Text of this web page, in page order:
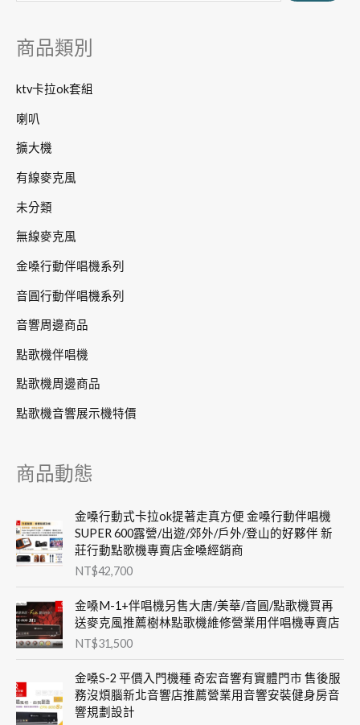
:商品類別
ktv卡拉ok套組
喇叭
擴大機
有線麥克風
未分類
無線麥克風
金嗓行動伴唱機系列
音圓行動伴唱機系列
音響周邊商品
點歌機伴唱機
點歌機周邊商品
點歌機音響展示機特價
商品動態
金嗓行動式卡拉ok提著走真方便 金嗓行動伴唱機
SUPER 600露營/出遊/郊外/戶外/登山的好夥伴 新
莊行動點歌機專賣店金嗓經銷商
NT$42,700
金嗓M-1+伴唱機另售大唐/美華/音圓/點歌機買再
送麥克風推薦樹林點歌機維修營業用伴唱機專賣店
NT$31,500
金嗓S-2 平價入門機種 奇宏音響有實體門市 售後服
務沒煩腦新北音響店推薦營業用音響安裝健身房音
響規劃設計